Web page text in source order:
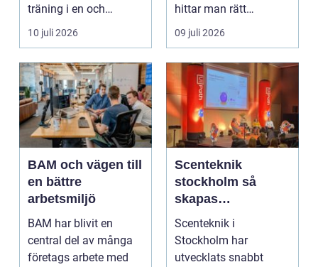
träning i en och
samma bokning. För ...
10 juli 2026
hittar man rätt
leverantör, vad skilje...
09 juli 2026
BAM och vägen till
en bättre
arbetsmiljö
BAM har blivit en
central del av många
företags arbete med
Scenteknik
stockholm så
skapas
minnesvärda
upplevelser på
scen
Scenteknik i
Stockholm har
utvecklats snabbt